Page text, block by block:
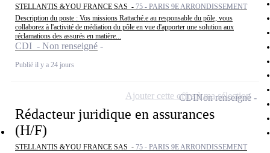
STELLANTIS &YOU FRANCE SAS - 75 - PARIS 9E ARRONDISSEMENT
Description du poste : Vos missions Rattaché.e au responsable du pôle, vous
collaborez à l'activité de médiation du pôle en vue d'apporter une solution aux
réclamations des assurés en matière...
CDI - Non renseigné
Publié il y a 24 jours
Rédacteur juridique en assurances
(H/F)
STELLANTIS &YOU FRANCE SAS - 75 - PARIS 9E ARRONDISSEMENT
CDINon renseigné
Ajouter cette offre à ma sélection